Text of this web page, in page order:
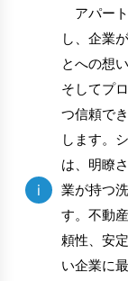
i
アパー
し、企業
とへの想
そしてプ
つ信頼で
します。
は、明瞭
業が持つ
す。不動
頼性、安
い企業に